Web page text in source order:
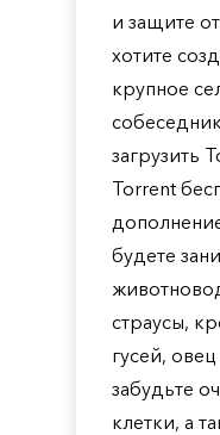
и защите
хотите
крупное
загрузить
Torrent
будете
страусы,
гусей,
забудьте
клетки, а